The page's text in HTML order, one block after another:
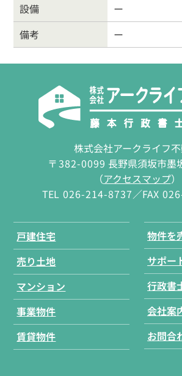
設備
ー
備考
ー
株式会社アークライフ
〒382-0099 長野県須坂市墨
（アクセスマップ）
TEL 026-214-8737／FAX
戸建住宅
売り土地
マンション
事業物件
賃貸物件
物件を
サポー
行政書
会社案
お問合